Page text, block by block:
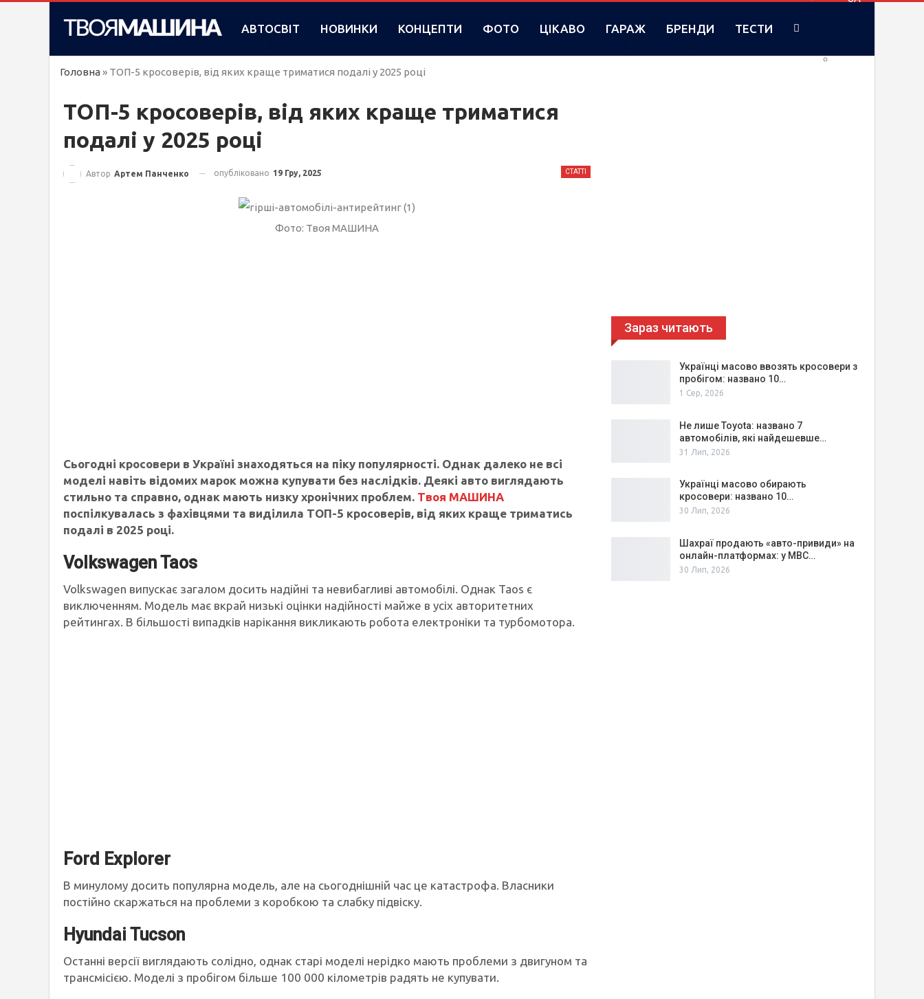
RU
АВТОСВІТ НОВИНКИ КОНЦЕПТИ ФОТО ЦІКАВО ГАРАЖ БРЕНДИ ТЕСТИ
Головна » ТОП-5 кросоверів, від яких краще триматися подалі у 2025 році
ТОП-5 кросоверів, від яких краще триматися
подалі у 2025 році
СТАТТІ
Автор Артем Панченко опубліковано 19 Гру, 2025
Фото: Твоя МАШИНА
Сьогодні кросовери в Україні знаходяться на піку популярності. Однак далеко не всі
моделі навіть відомих марок можна купувати без наслідків. Деякі авто виглядають
стильно та справно, однак мають низку хронічних проблем. Твоя МАШИНА
поспілкувалась з фахівцями та виділила ТОП-5 кросоверів, від яких краще триматись
подалі в 2025 році.
Volkswagen Taos
Volkswagen випускає загалом досить надійні та невибагливі автомобілі. Однак Taos є
виключенням. Модель має вкрай низькі оцінки надійності майже в усіх авторитетних
рейтингах. В більшості випадків нарікання викликають робота електроніки та турбомотора.
Ford Explorer
В минулому досить популярна модель, але на сьогоднішній час це катастрофа. Власники
постійно скаржаться на проблеми з коробкою та слабку підвіску.
Hyundai Tucson
Останні версії виглядають солідно, однак старі моделі нерідко мають проблеми з двигуном та
трансмісією. Моделі з пробігом більше 100 000 кілометрів радять не купувати.
Зараз читають
Українці масово ввозять кросовери з
пробігом: названо 10…
1 Сер, 2026
Не лише Toyota: названо 7
автомобілів, які найдешевше…
31 Лип, 2026
Українці масово обирають
кросовери: названо 10…
30 Лип, 2026
Шахраї продають «авто-привиди» на
онлайн-платформах: у МВС…
30 Лип, 2026